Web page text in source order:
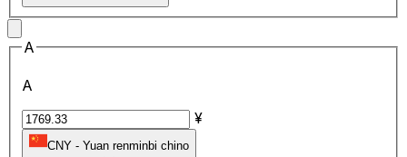
A
A
¥
CNY - Yuan renminbi chino